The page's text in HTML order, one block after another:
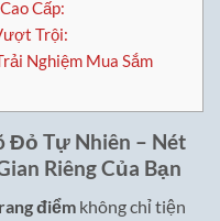
Cấp:
Trội:
Nghiệm Mua Sắm
Đỏ Tự Nhiên – Nét
Riêng Của Bạn
điểm không chỉ tiện